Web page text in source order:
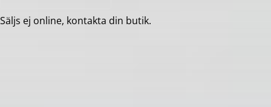
Säljs ej online, kontakta din butik.